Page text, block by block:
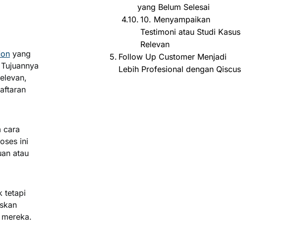
yang
cara
ini
atau
tetapi
yang Belum Selesai
10. Menyampaikan
Testimoni atau Studi Kasus
Relevan
Follow Up Customer Menjadi
Lebih Profesional dengan Qiscus